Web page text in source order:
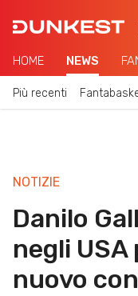
HOME NEWS
Più recenti
NOTIZIE
Danilo
negli
nuovo